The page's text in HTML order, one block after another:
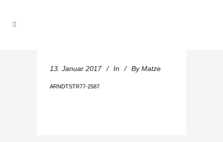
13. Januar 2017 In By Matze
ARNDTSTR77-2587